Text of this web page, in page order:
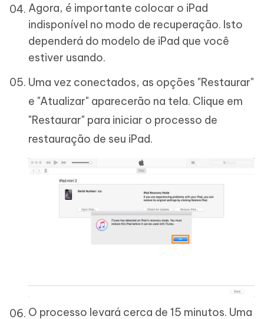
Agora, é importante colocar o iPad
indisponível no modo de recuperação. Isto
dependerá do modelo de iPad que você
estiver usando.
Uma vez conectados, as opções "Restaurar"
e "Atualizar" aparecerão na tela. Clique em
"Restaurar" para iniciar o processo de
restauração de seu iPad.
O processo levará cerca de 15 minutos. Uma